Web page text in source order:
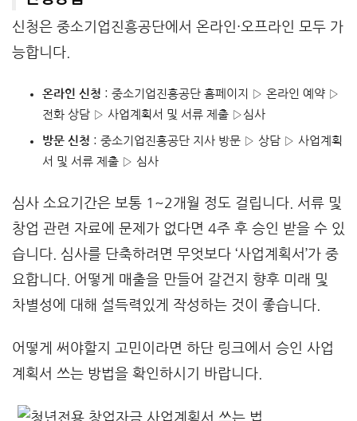
신청은 중소기업진흥공단에서 온라인·오프라인 모두 가
능합니다.
온라인 신청 : 중소기업진흥공단 홈페이지 ▷ 온라인 예약 ▷
전화 상담 ▷ 사업계획서 및 서류 제출 ▷심사
방문 신청 : 중소기업진흥공단 지사 방문 ▷ 상담 ▷ 사업계획
서 및 서류 제출 ▷ 심사
심사 소요기간은 보통 1~2개월 정도 걸립니다. 서류 및
창업 관련 자료에 문제가 없다면 4주 후 승인 받을 수 있
습니다. 심사를 단축하려면 무엇보다 ‘사업계획서’가 중
요합니다. 어떻게 매출을 만들어 갈건지 향후 미래 및
차별성에 대해 설득력있게 작성하는 것이 좋습니다.
어떻게 써야할지 고민이라면 하단 링크에서 승인 사업
계획서 쓰는 방법을 확인하시기 바랍니다.